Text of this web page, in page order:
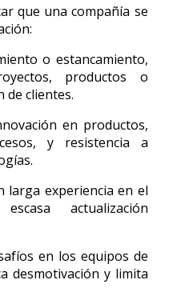
que una compañía se
o estancamiento,
productos o
de clientes.
en productos,
y resistencia a
experiencia en el
actualización
en los equipos de
desmotivación y limita